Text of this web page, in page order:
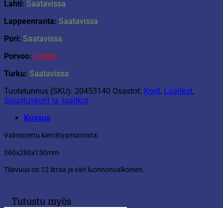
Lahti: Saatavissa
Lappeenranta: Saatavissa
Pori: Saatavissa
Porvoo: Loppu
Turku: Saatavissa
Tuotetunnus (SKU): 20453140 Osastot: Korit, Laatikot,
Sisustuskorit ja -laatikot
Kuvaus
Valmistettu kierrätysmuovista.
360x280x150mm
Tilavuus on 12 litraa ja väri luonnonvalkoinen.
Tutustu myös